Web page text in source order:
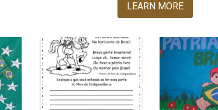
LEARN MORE